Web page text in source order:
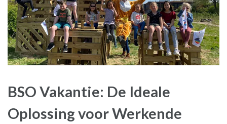
BSO Vakantie: De Ideale
Oplossing voor Werkende